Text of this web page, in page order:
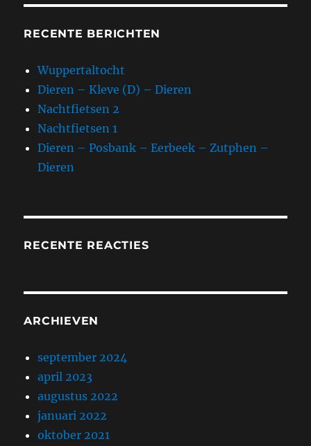
RECENTE BERICHTEN
Wuppertaltocht
Dieren – Kleve (D) – Dieren
Nachtfietsen 2
Nachtfietsen 1
Dieren – Posbank – Eerbeek – Zutphen –
Dieren
RECENTE REACTIES
ARCHIEVEN
september 2024
april 2023
augustus 2022
januari 2022
oktober 2021